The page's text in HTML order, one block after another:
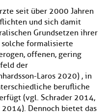
seit über 2000 Jahren
und sich damit
Grundsetzen ihrer
formalisierte
offenen, gering
der
Laros 2020) , in
berufliche
(vgl. Schrader 2014,
Dennoch bietet das